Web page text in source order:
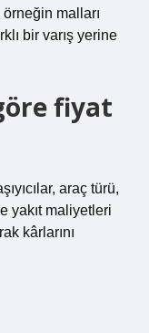
malları
bir varış yerine
fiyat
araç türü,
yakıt maliyetleri
kârlarını